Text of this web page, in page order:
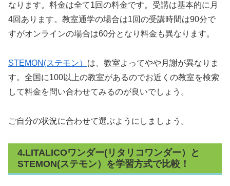
なります。料金は全て1回の料金です。受講は基本的に月
4回あります。教室通学の場合は1回の受講時間は90分で
すがオンラインの場合は60分となり料金も異なります。
STEMON(ステモン） は、教室よってやや月謝が異なりま
す。全国に100以上の教室があるのでお近くの教室を検索
して料金を問い合わせてみるのが良いでしょう。
ご自分の状況に合わせて選ぶようにしましょう。
4.LITALICOワンダー(リタリコワンダー）と
STEMON(ステモン）を学習方式で比較！